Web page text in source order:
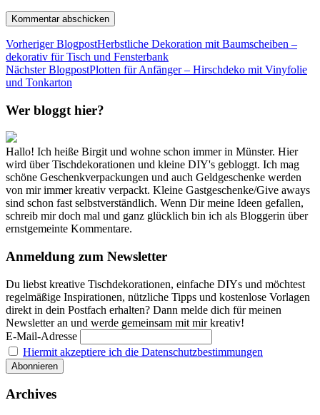
Vorheriger BlogpostHerbstliche Dekoration mit Baumscheiben –
dekorativ für Tisch und Fensterbank
Nächster BlogpostPlotten für Anfänger – Hirschdeko mit Vinyfolie
und Tonkarton
Wer bloggt hier?
Hallo! Ich heiße Birgit und wohne schon immer in Münster. Hier
wird über Tischdekorationen und kleine DIY's gebloggt. Ich mag
schöne Geschenkverpackungen und auch Geldgeschenke werden
von mir immer kreativ verpackt. Kleine Gastgeschenke/Give aways
sind schon fast selbstverständlich. Wenn Dir meine Ideen gefallen,
schreib mir doch mal und ganz glücklich bin ich als Bloggerin über
ernstgemeinte Kommentare.
Anmeldung zum Newsletter
Du liebst kreative Tischdekorationen, einfache DIYs und möchtest
regelmäßige Inspirationen, nützliche Tipps und kostenlose Vorlagen
direkt in dein Postfach erhalten? Dann melde dich für meinen
Newsletter an und werde gemeinsam mit mir kreativ!
E-Mail-Adresse
Hiermit akzeptiere ich die Datenschutzbestimmungen
Archives